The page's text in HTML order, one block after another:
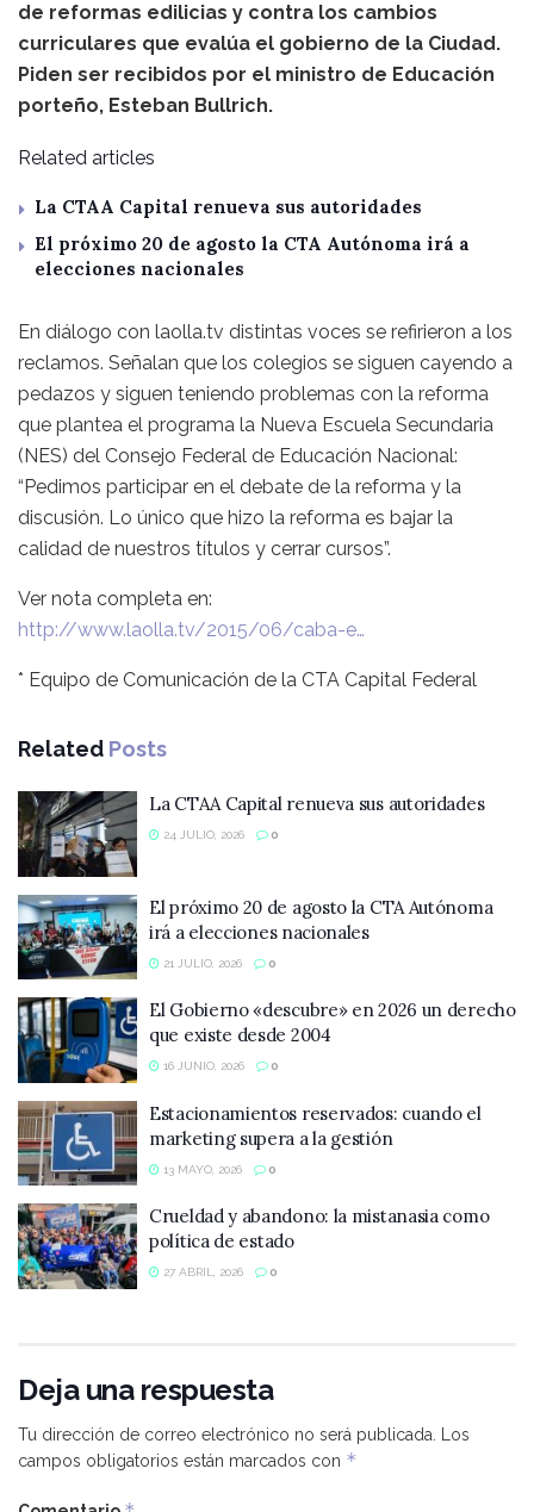
de reformas edilicias y contra los cambios
curriculares que evalúa el gobierno de la Ciudad.
Piden ser recibidos por el ministro de Educación
porteño, Esteban Bullrich.
Related articles
La CTAA Capital renueva sus autoridades
El próximo 20 de agosto la CTA Autónoma irá a
elecciones nacionales
En diálogo con laolla.tv distintas voces se refirieron a los
reclamos. Señalan que los colegios se siguen cayendo a
pedazos y siguen teniendo problemas con la reforma
que plantea el programa la Nueva Escuela Secundaria
(NES) del Consejo Federal de Educación Nacional:
“Pedimos participar en el debate de la reforma y la
discusión. Lo único que hizo la reforma es bajar la
calidad de nuestros títulos y cerrar cursos”.
Ver nota completa en:
http://www.laolla.tv/2015/06/caba-e…
* Equipo de Comunicación de la CTA Capital Federal
Related Posts
La CTAA Capital renueva sus autoridades
24 JULIO, 2026 0
El próximo 20 de agosto la CTA Autónoma
irá a elecciones nacionales
21 JULIO, 2026 0
El Gobierno «descubre» en 2026 un derecho
que existe desde 2004
16 JUNIO, 2026 0
Estacionamientos reservados: cuando el
marketing supera a la gestión
13 MAYO, 2026 0
Crueldad y abandono: la mistanasia como
política de estado
27 ABRIL, 2026 0
Deja una respuesta
Tu dirección de correo electrónico no será publicada.
Los
campos obligatorios están marcados con *